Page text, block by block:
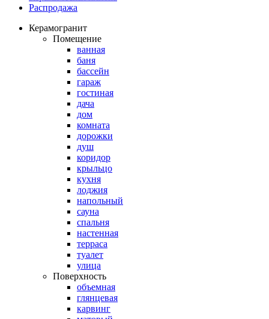
Распродажа
Керамогранит
Помещение
ванная
баня
бассейн
гараж
гостиная
дача
дом
комната
дорожки
душ
коридор
крыльцо
кухня
лоджия
напольный
сауна
спальня
настенная
терраса
туалет
улица
Поверхность
объемная
глянцевая
карвинг